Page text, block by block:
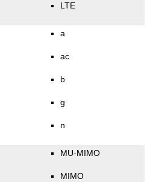
LTE
a
ac
b
g
n
MU-MIMO
MIMO